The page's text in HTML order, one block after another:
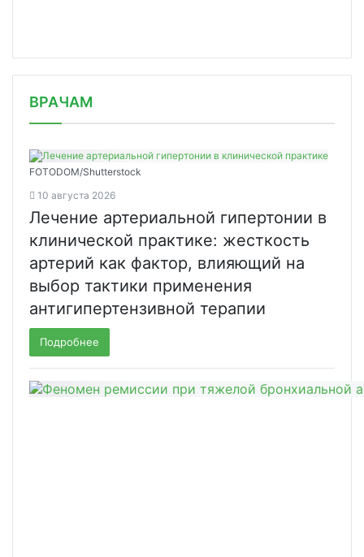
ВРАЧАМ
FOTODOM/Shutterstock
10 августа 2026
Лечение артериальной гипертонии в
клинической практике: жесткость
артерий как фактор, влияющий на
выбор тактики применения
антигипертензивной терапии
Подробнее